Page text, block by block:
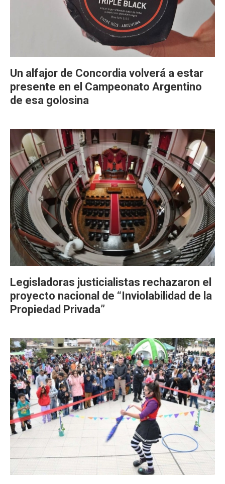
Un alfajor de Concordia volverá a estar
presente en el Campeonato Argentino
de esa golosina
Legisladoras justicialistas rechazaron el
proyecto nacional de “Inviolabilidad de la
Propiedad Privada”